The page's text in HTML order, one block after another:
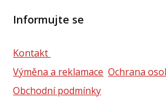
Informujte se
Kontakt
Výměna a reklamace Ochrana
Obchodní podmínky